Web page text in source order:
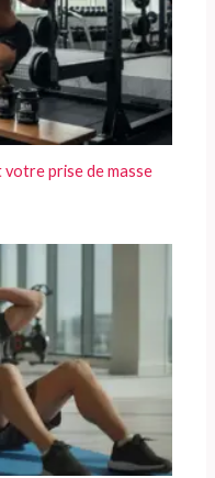
prise de masse